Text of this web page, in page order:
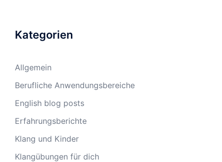
Kategorien
Allgemein
Berufliche Anwendungsbereiche
English blog posts
Erfahrungsberichte
Klang und Kinder
Klangübungen für dich